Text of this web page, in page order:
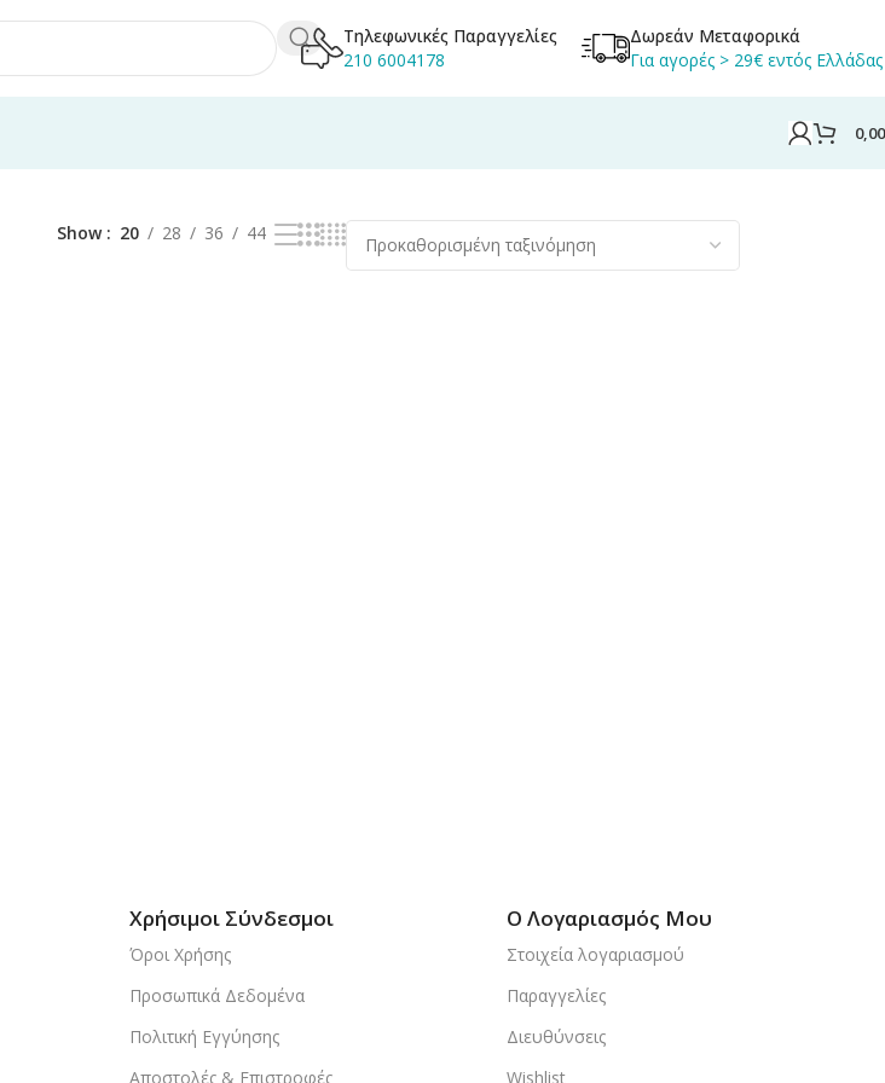
Τηλεφωνικές Παραγγελίες
210 6004178
Δωρεάν Μεταφορικά
Για αγορές > 29€ εντός
Show 20 28 36 44
Χρήσιμοι Σύνδεσμοι
Όροι Χρήσης
Προσωπικά Δεδομένα
Πολιτική Εγγύησης
Αποστολές & Επιστροφές
Ο Λογαριασμός Μου
Στοιχεία λογαριασμού
Παραγγελίες
Διευθύνσεις
Wishlist